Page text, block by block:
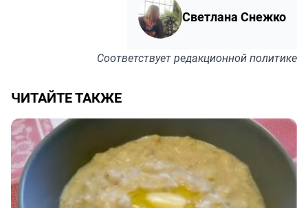
Светлана Снежко
Соответствуетредакционной политике
ЧИТАЙТЕ ТАКЖЕ